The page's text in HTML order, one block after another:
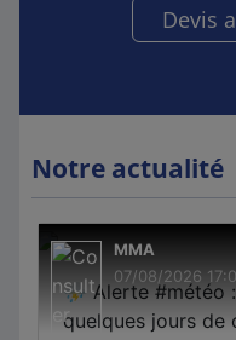
Devis
Notre actualité